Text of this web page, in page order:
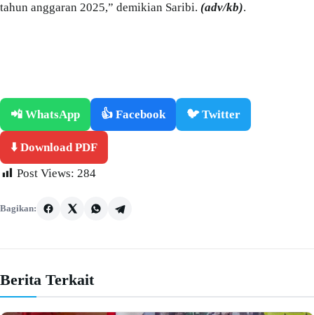
tahun anggaran 2025,” demikian Saribi. (adv/kb).
📲 WhatsApp 👍 Facebook 🐦 Twitter
⬇️ Download PDF
Post Views: 284
Bagikan:
Berita Terkait